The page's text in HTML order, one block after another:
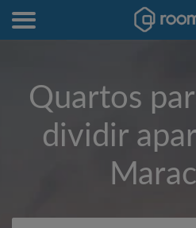
Quartos
dividir